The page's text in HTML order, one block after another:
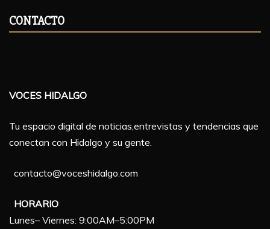
CONTACTO
VOCES HIDALGO
Tu espacio digital de noticias,entrevistas y tendencias que
conectan con Hidalgo y su gente.
contacto@voceshidalgo.com
HORARIO
Lunes– Viernes: 9:00AM–5:00PM